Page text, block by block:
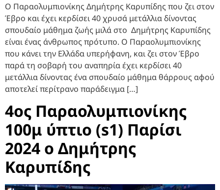
Ο Παραολυμπιονίκης Δημήτρης Καρυπίδης που ζει στον
Έβρο και έχει κερδίσει 40 χρυσά μετάλλια δίνοντας
σπουδαίο μάθημα ζωής μιλά στο Δημήτρης Καρυπίδης
είναι ένας άνθρωπος πρότυπο. Ο Παραολυμπιονίκης
που κάνει την Ελλάδα υπερήφανη, και ζει στον Έβρο
παρά τη σοβαρή του αναπηρία έχει κερδίσει 40
μετάλλια δίνοντας ένα σπουδαίο μάθημα θάρρους αφού
αποτελεί περίτρανο παράδειγμα […]
4ος Παραολυμπιονίκης
100μ ύπτιο (s1) Παρίσι
2024 ο Δημήτρης
Καρυπίδης